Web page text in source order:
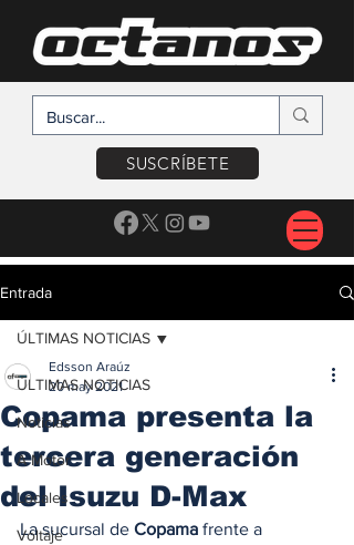
SUSCRÍBETE
Entrada
ÚLTIMAS NOTICIAS
Noticias
A Motor
Locales
Voltaje
ÚLTIMAS NOTICIAS
Copama presenta la
tercera generación
del Isuzu D-Max
Edsson Araúz
20 may 2021
La sucursal de Copama frente a